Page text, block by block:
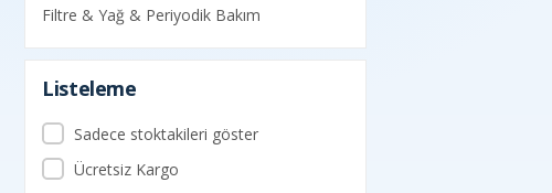
Filtre & Yağ & Periyodik Bakım
Listeleme
Sadece stoktakileri göster
Ücretsiz Kargo